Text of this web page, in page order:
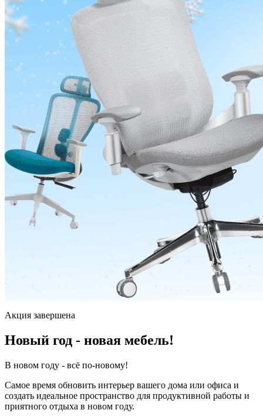
Акция завершена
Новый год - новая мебель!
В новом году - всё по-новому!
Самое время обновить интерьер вашего дома или офиса и
создать идеальное пространство для продуктивной работы и
приятного отдыха в новом году.